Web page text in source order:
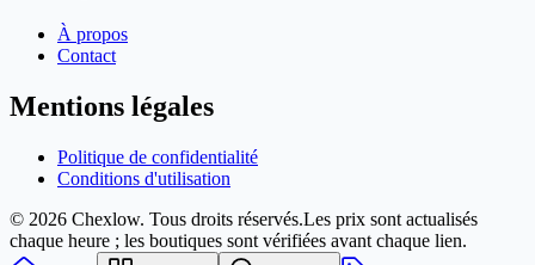
À propos
Contact
Mentions légales
Politique de confidentialité
Conditions d'utilisation
© 2026 Chexlow. Tous droits réservés.Les prix sont actualisés
chaque heure ; les boutiques sont vérifiées avant chaque lien.